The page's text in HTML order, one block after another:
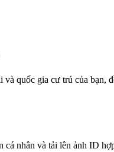
quốc gia cư trú của bạn,
cá nhân và tải lên ảnh ID